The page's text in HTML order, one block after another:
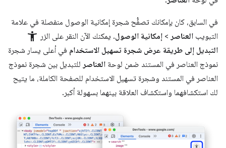
في السابق، كان بإمكانك تصفُّح شجرة إمكانية الوصول منفصلة في علامة
التبويب العناصر > إمكانية الوصول. يمكنك الآن النقر على الزر accessibility_new
التبديل إلى طريقة عرض شجرة تسهيل الاستخدام في أعلى يسار شجرة
نموذج العناصر في المستند ضمن لوحة العناصر للتبديل بين شجرة نموذج
العناصر في المستند وشجرة تسهيل الاستخدام للصفحة الكاملة، ما يتيح
لك استكشافهما واستكشاف العلاقة بينهما بسهولة أكبر.